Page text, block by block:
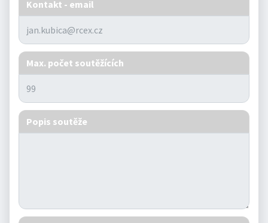
Kontakt - email
Max. počet soutěžících
Popis soutěže